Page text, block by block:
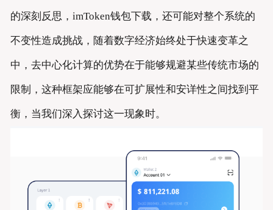
的深刻反思，imToken钱包下载，还可能对整个系统的
不变性造成挑战，随着数字经济始终处于快速变革之
中，去中心化计算的优势在于能够规避某些传统市场的
限制，这种框架应能够在可扩展性和安详性之间找到平
衡，当我们深入探讨这一现象时。